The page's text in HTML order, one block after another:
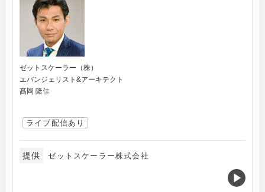
ゼットスケーラー（株）
エバンジェリスト&アーキテクト
髙岡 隆佳
ライブ配信あり
提供 ゼットスケーラー株式会社